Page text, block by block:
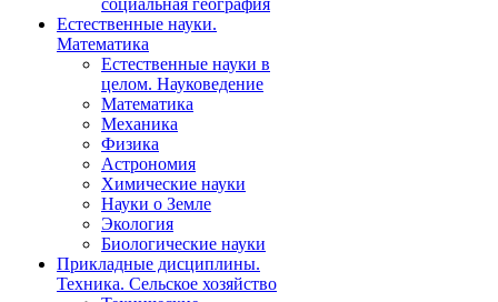
социальная география
Естественные науки.
Математика
Естественные науки в
целом. Науковедение
Математика
Механика
Физика
Астрономия
Химические науки
Науки о Земле
Экология
Биологические науки
Прикладные дисциплины.
Техника. Сельское хозяйство